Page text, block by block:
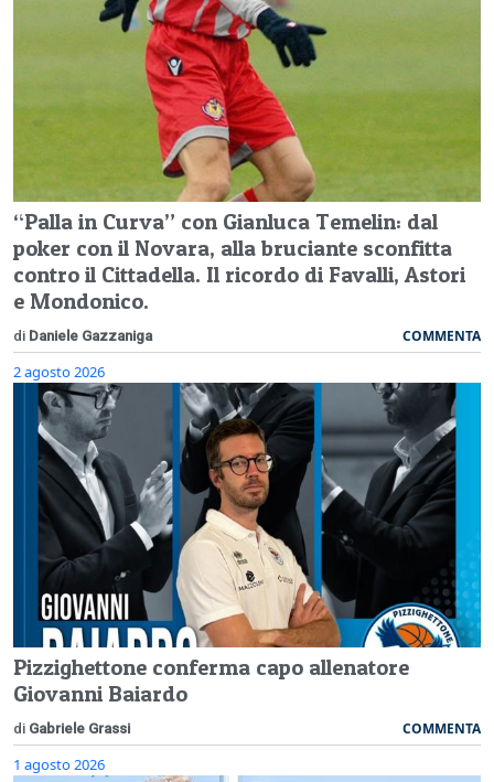
“Palla in Curva” con Gianluca Temelin: dal
poker con il Novara, alla bruciante sconfitta
contro il Cittadella. Il ricordo di Favalli, Astori
e Mondonico.
di Daniele Gazzaniga COMMENTA
2 agosto 2026
Pizzighettone conferma capo allenatore
Giovanni Baiardo
di Gabriele Grassi COMMENTA
1 agosto 2026